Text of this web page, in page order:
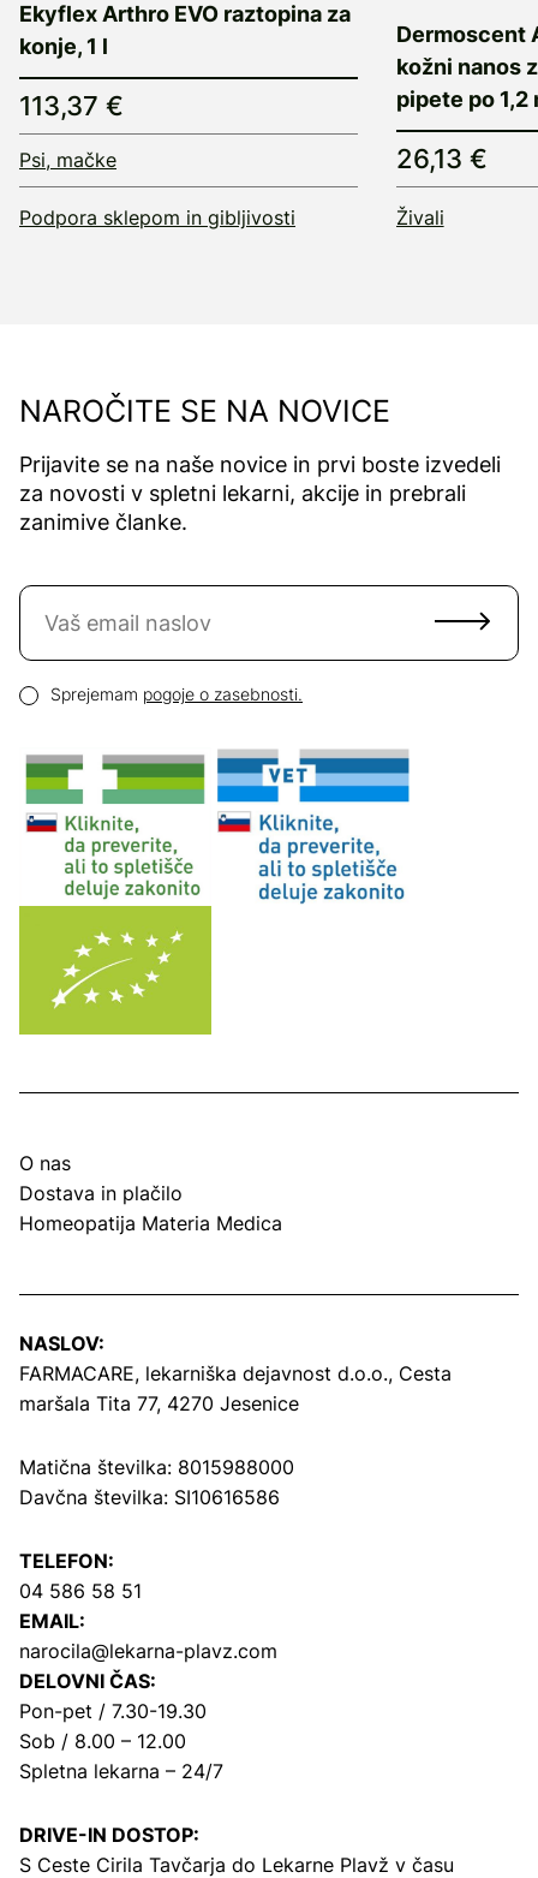
Ekyflex Arthro EVO raztopina za
konje, 1 l
113,37 €
Psi, mačke
Podpora sklepom in gibljivosti
Dermoscent
kožni nanos
pipete po 1,2
26,13 €
Živali
NAROČITE SE NA NOVICE
Prijavite se na naše novice in prvi boste izvedeli
za novosti v spletni lekarni, akcije in prebrali
zanimive članke.
Naročite se na novice
Pogoji zasebnosti
Sprejemam pogoje o zasebnosti.
O nas
Dostava in plačilo
Homeopatija Materia Medica
NASLOV:
FARMACARE, lekarniška dejavnost d.o.o., Cesta
maršala Tita 77, 4270 Jesenice
Matična številka: 8015988000
Davčna številka: SI10616586
TELEFON:
04 586 58 51
EMAIL:
narocila@lekarna-plavz.com
DELOVNI ČAS:
Pon-pet / 7.30-19.30
Sob / 8.00 – 12.00
Spletna lekarna – 24/7
DRIVE-IN DOSTOP:
S Ceste Cirila Tavčarja do Lekarne Plavž v času